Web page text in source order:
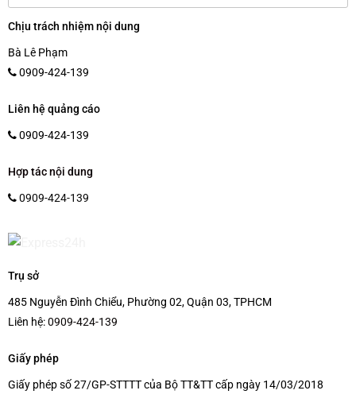
Chịu trách nhiệm nội dung
Bà Lê Phạm
0909-424-139
Liên hệ quảng cáo
0909-424-139
Hợp tác nội dung
0909-424-139
Trụ sở
485 Nguyễn Đình Chiểu, Phường 02, Quận 03, TPHCM
Liên hệ:0909-424-139
Giấy phép
Giấy phép số 27/GP-STTTT của Bộ TT&TT cấp ngày 14/03/2018